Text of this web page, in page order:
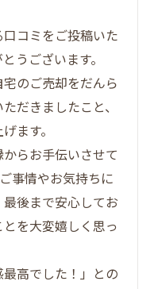
査の強みを活かす
徹底解説
買取の違いとは
ットを知る
る売却を実現
査の流れと効果一
るインパクト
メージ提案の魅力
コミをご投稿いた
うございます。
のご売却をだんら
だきましたこと、
ます。
らお手伝いさせて
事情やお気持ちに
後まで安心してお
を大変嬉しく思っ
最高でした！」との